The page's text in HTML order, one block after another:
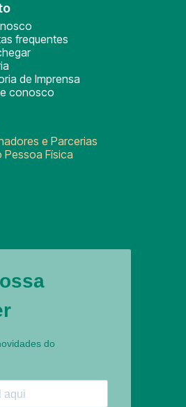
frequentes
de Imprensa
conosco
e Parcerias
Pessoa Física